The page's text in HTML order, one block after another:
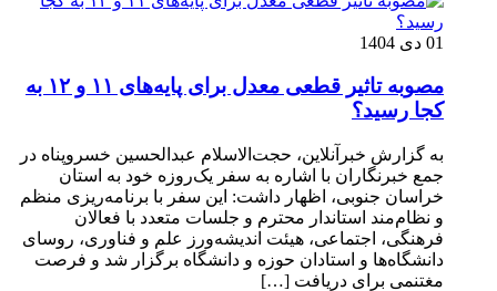
01 دی 1404
مصوبه تاثیر قطعی معدل برای پایه‌های ۱۱ و ۱۲ به
کجا رسید؟
به گزارش خبرآنلاین، حجت‌الاسلام عبدالحسین خسروپناه در
جمع خبرنگاران با اشاره به سفر یک‌روزه خود به استان
خراسان جنوبی، اظهار داشت: این سفر با برنامه‌ریزی منظم
و نظام‌مند استاندار محترم و جلسات متعدد با فعالان
فرهنگی، اجتماعی، هیئت اندیشه‌ورز علم و فناوری، روسای
دانشگاه‌ها و استادان حوزه و دانشگاه برگزار شد و فرصت
مغتنمی برای دریافت […]